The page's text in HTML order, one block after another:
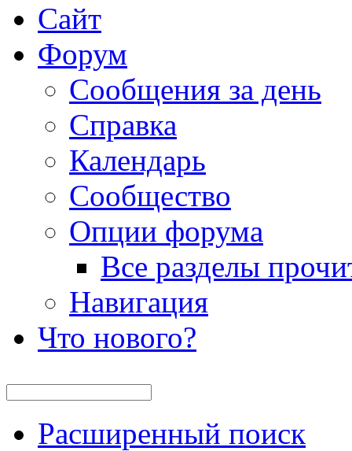
Сайт
Форум
Сообщения за день
Справка
Календарь
Сообщество
Опции форума
Все разделы
Навигация
Что нового?
Расширенный поиск